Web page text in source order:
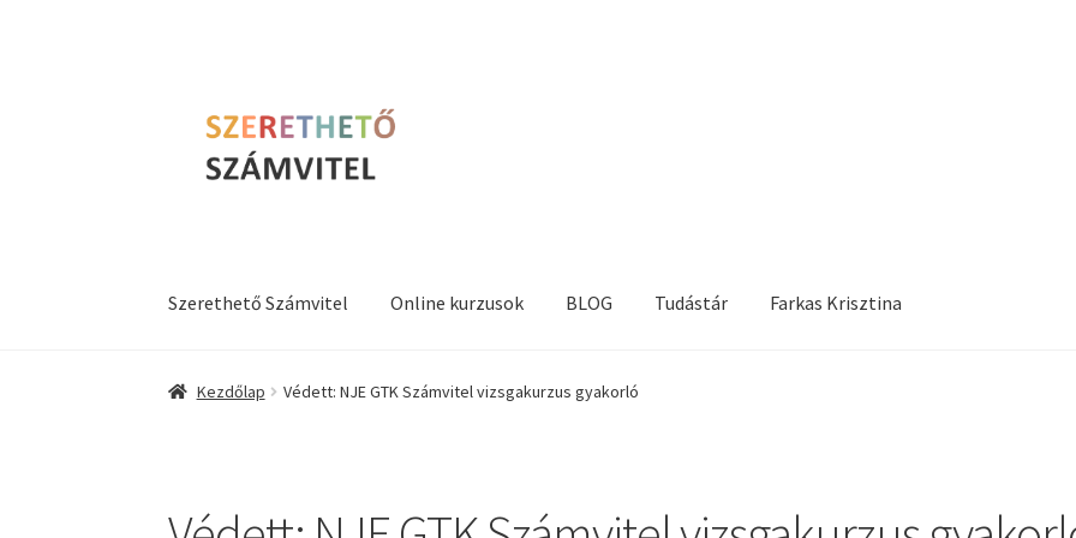
navigációhoz
tartalomba
Szerethető Számvitel Online kurzusok BLOG Tudástár Farkas Krisztina
Kezdőlap Védett: NJE GTK Számvitel vizsgakurzus gyakorló